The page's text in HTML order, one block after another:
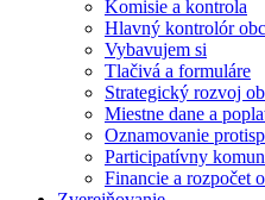
Komisie a kontrola
Hlavný kontrolór
Vybavujem si
Tlačivá a formuláre
Strategický rozvoj
Miestne dane a
Oznamovanie
Participatívny
Financie a rozpočet